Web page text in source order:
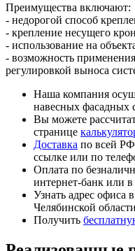
Преимущества включают:
- недорогой способ
- крепление несущего
- использование на
- возможность
регулировкой выноса
Наша компания
навесных фасадных
Вы можете
странице
Доставка по всей
ссылке или по
Оплата по
интернет-банк или
Узнать адрес офиса
Челябинской
Получить